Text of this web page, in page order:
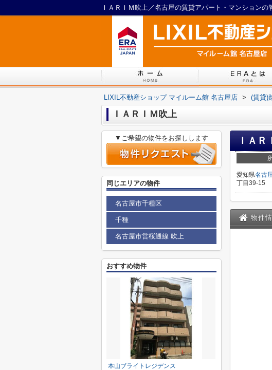
LIXIL不動産ショップ マイルーム館 名古屋店 > (賃貸)
ＩＡＲＩＭ吹上
ＩＡＲ
愛知県名古
丁目39-15
物件
▼ご希望の物件をお探しします
同じエリアの物件
名古屋市千種区
千種
名古屋市営桜通線 吹上
おすすめ物件
本山ブライトレジデンス